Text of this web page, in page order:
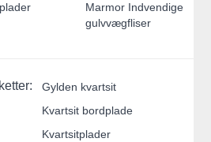
Marmor Indvendige
gulvvægfliser
Gylden kvartsit
Kvartsit bordplade
Kvartsitplader